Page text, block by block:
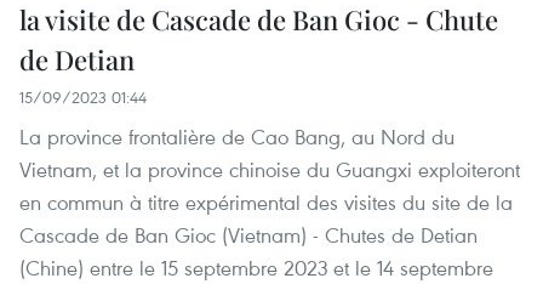
la visite de Cascade de Ban Gioc - Chute
de Detian
15/09/2023 01:44
La province frontalière de Cao Bang, au Nord du
Vietnam, et la province chinoise du Guangxi exploiteront
en commun à titre expérimental des visites du site de la
Cascade de Ban Gioc (Vietnam) - Chutes de Detian
(Chine) entre le 15 septembre 2023 et le 14 septembre